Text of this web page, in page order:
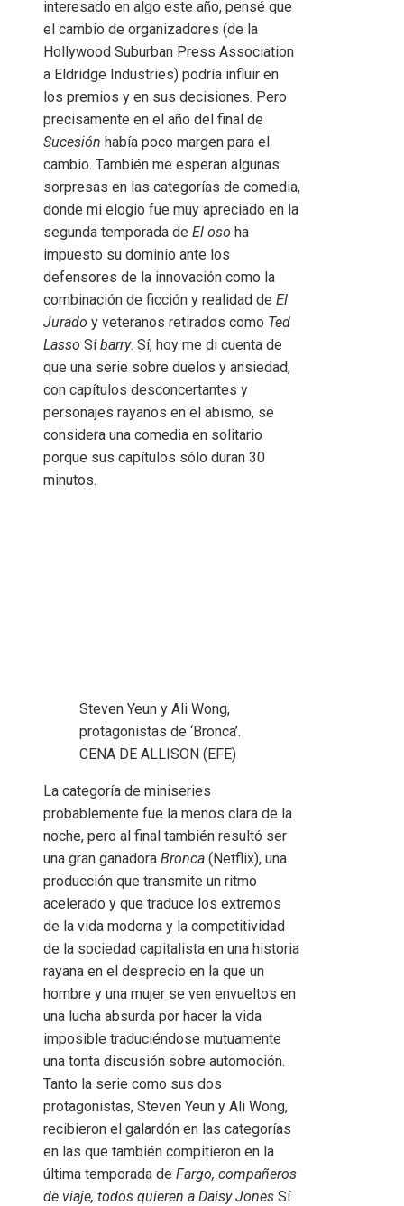
interesado en algo este año, pensé que
el cambio de organizadores (de la
Hollywood Suburban Press Association
a Eldridge Industries) podría influir en
los premios y en sus decisiones. Pero
precisamente en el año del final de
Sucesión había poco margen para el
cambio. También me esperan algunas
sorpresas en las categorías de comedia,
donde mi elogio fue muy apreciado en la
segunda temporada de El oso ha
impuesto su dominio ante los
defensores de la innovación como la
combinación de ficción y realidad de El
Jurado y veteranos retirados como Ted
Lasso Síbarry. Sí, hoy me di cuenta de
que una serie sobre duelos y ansiedad,
con capítulos desconcertantes y
personajes rayanos en el abismo, se
considera una comedia en solitario
porque sus capítulos sólo duran 30
minutos.
Steven Yeun y Ali Wong,
protagonistas de ‘Bronca’.
CENA DE ALLISON (EFE)
La categoría de miniseries
probablemente fue la menos clara de la
noche, pero al final también resultó ser
una gran ganadora Bronca (Netflix), una
producción que transmite un ritmo
acelerado y que traduce los extremos
de la vida moderna y la competitividad
de la sociedad capitalista en una historia
rayana en el desprecio en la que un
hombre y una mujer se ven envueltos en
una lucha absurda por hacer la vida
imposible traduciéndose mutuamente
una tonta discusión sobre automoción.
Tanto la serie como sus dos
protagonistas, Steven Yeun y Ali Wong,
recibieron el galardón en las categorías
en las que también compitieron en la
última temporada de Fargo, compañeros
de viaje, todos quieren a Daisy Jones Sí